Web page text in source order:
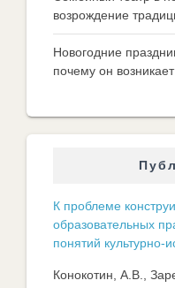
возрождение
Новогодние
почему он
К проблеме
образовательных
понятий культурно-
Конокотин, А.В.,